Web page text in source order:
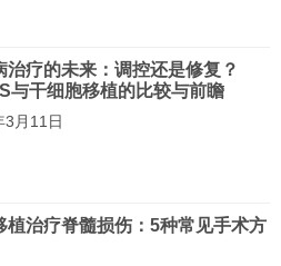
治疗的未来：调控还是修复？
干细胞移植的比较与前瞻
3月11日
植治疗脊髓损伤：5种常见手术方